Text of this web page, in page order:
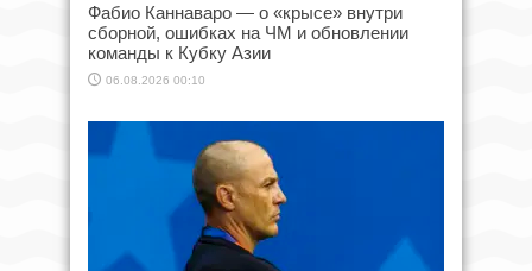
Фабио Каннаваро — о «крысе» внутри
сборной, ошибках на ЧМ и обновлении
команды к Кубку Азии
06.08.2026 00:10